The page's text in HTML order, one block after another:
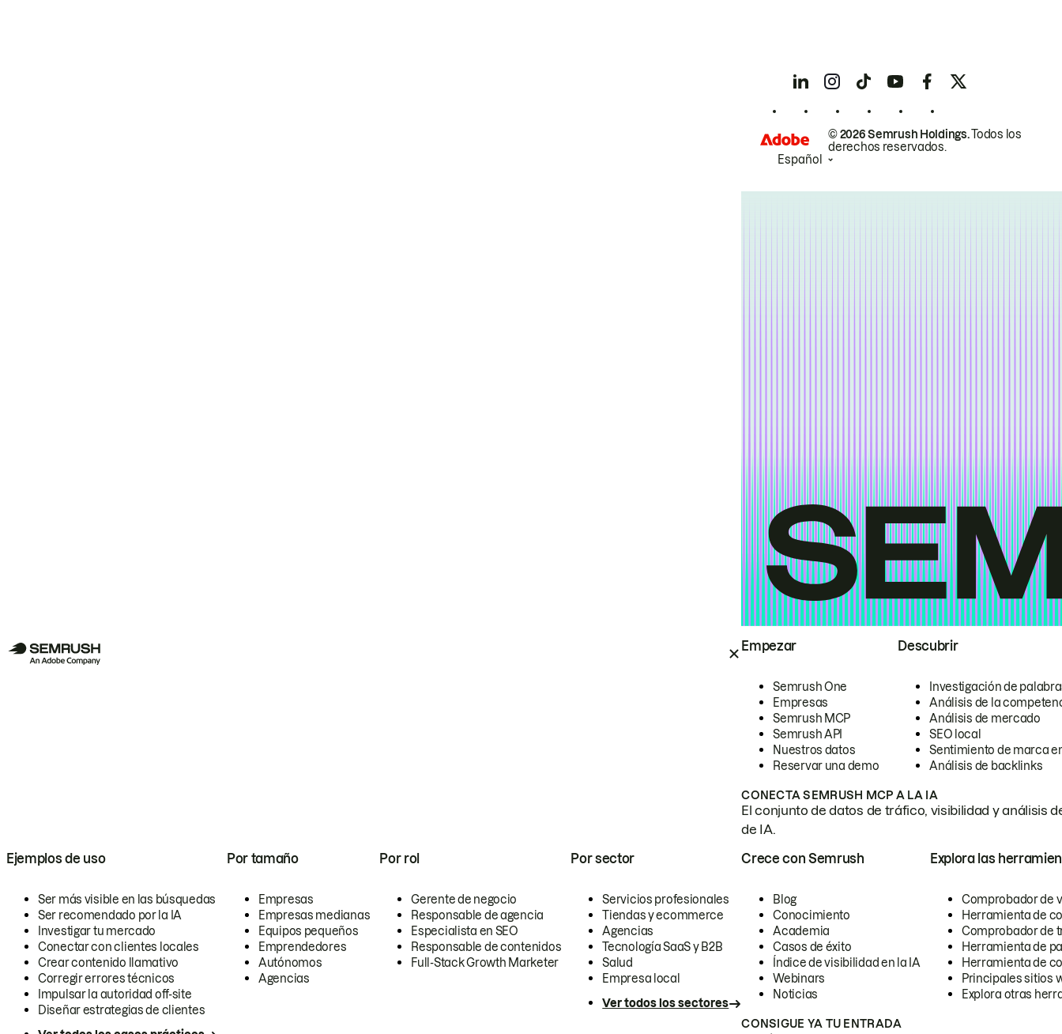
Empezar
Semrush One
Empresas
Semrush MCP
Semrush API
Nuestros datos
Reservar una demo
Descubrir
Investigación de
Análisis de la
Análisis de mercado
SEO local
Sentimiento de marca
Análisis de backlinks
CONECTA SEMRUSH MCP A LA IA
El conjunto de datos de tráfico, visibilidad y análisis
de IA.
Ejemplos de uso
Ser más visible en las búsquedas
Ser recomendado por la IA
Investigar tu mercado
Conectar con clientes locales
Crear contenido llamativo
Corregir errores técnicos
Impulsar la autoridad off-site
Diseñar estrategias de clientes
Por tamaño
Empresas
Empresas medianas
Equipos pequeños
Emprendedores
Autónomos
Agencias
Por rol
Gerente de negocio
Responsable de agencia
Especialista en SEO
Responsable de contenidos
Full-Stack Growth Marketer
Por sector
Servicios profesionales
Tiendas y ecommerce
Agencias
Tecnología SaaS y B2B
Salud
Empresa local
Ver todos los sectores
Crece con Semrush
Blog
Conocimiento
Academia
Casos de éxito
Índice de visibilidad en la IA
Webinars
Noticias
Explora las
Comprobador de
Herramienta de
Comprobador de
Herramienta de
Herramienta de
Principales sitios
Explora otras
CONSIGUE YA TU ENTRADA
© 2026 Semrush Holdings.Todos los
derechos reservados.
Español